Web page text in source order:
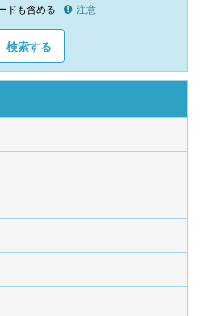
ドも含める 注意
検索する